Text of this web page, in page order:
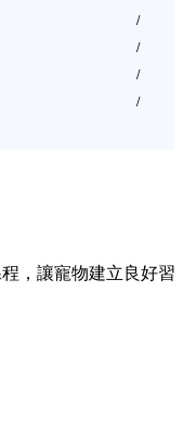
，讓寵物建立良好習